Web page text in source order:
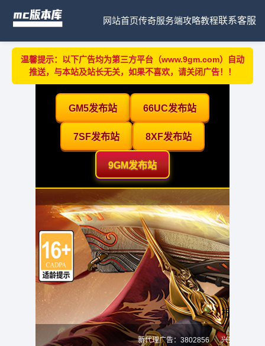
网站首页传奇服务端攻略教程联系客服
温馨提示：以下广告均为第三方平台（www.9gm.com）自动
推送，与本站及站长无关，如果不喜欢，请关闭广告！！